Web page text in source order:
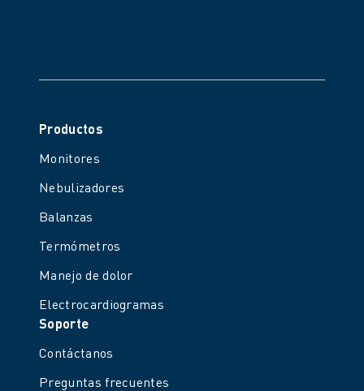
Productos
Monitores
Nebulizadores
Balanzas
Termómetros
Manejo de dolor
Electrocardiogramas
Soporte
Contáctanos
Preguntas frecuentes